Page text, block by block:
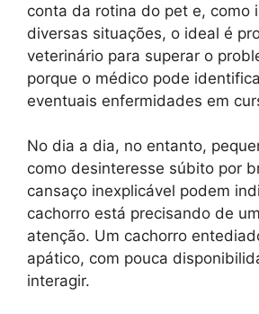
conta da rotina do pet e, como
diversas situações, o ideal é
veterinário para superar o
porque o médico pode
eventuais enfermidades em
No dia a dia, no entanto,
como desinteresse súbito por
cansaço inexplicável podem
cachorro está precisando de
atenção. Um cachorro
apático, com pouca
interagir.